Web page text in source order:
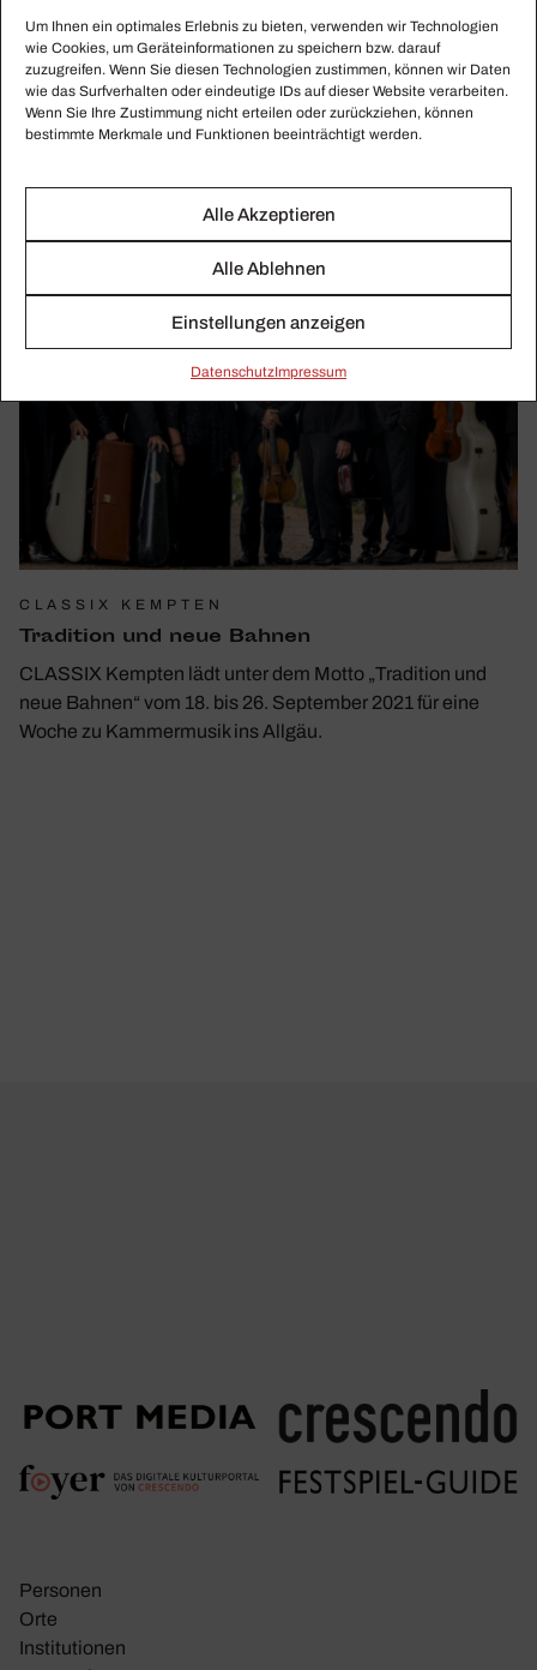
Um Ihnen ein optimales Erlebnis zu bieten, verwenden wir Technologien
wie Cookies, um Geräteinformationen zu speichern bzw. darauf
zuzugreifen. Wenn Sie diesen Technologien zustimmen, können wir Daten
wie das Surfverhalten oder eindeutige IDs auf dieser Website verarbeiten.
Wenn Sie Ihre Zustimmung nicht erteilen oder zurückziehen, können
bestimmte Merkmale und Funktionen beeinträchtigt werden.
Alle Akzeptieren
Alle Ablehnen
Einstellungen anzeigen
Daten­schutzImpressum
CLASSIX KEMPTEN
Tradi­tion und neue Bahnen
CLASSIX Kempten lädt unter dem Motto „Tradition und
neue Bahnen“ vom 18. bis 26. September 2021 für eine
Woche zu Kammermusik ins Allgäu.
Personen
Orte
Insti­tu­tionen